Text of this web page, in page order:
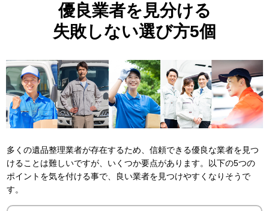
優良業者を見分ける
失敗しない選び方5個
多くの遺品整理業者が存在するため、信頼できる優良な業者を見つ
けることは難しいですが、いくつか要点があります。以下の5つの
ポイントを気を付ける事で、良い業者を見つけやすくなりそうで
す。